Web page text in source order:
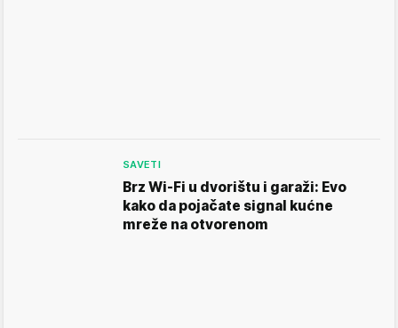
SAVETI
Brz Wi-Fi u dvorištu i garaži: Evo
kako da pojačate signal kućne
mreže na otvorenom